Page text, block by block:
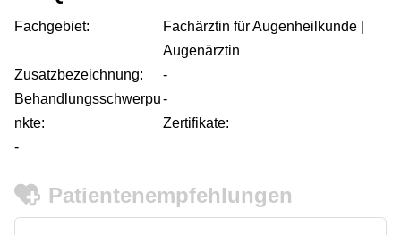
Fachgebiet:
Fachärztin für Augenheilkunde |
Augenärztin
Zusatzbezeichnung:
-
Behandlungsschwerpu
nkte:
-
Zertifikate:
-
Patientenempfehlungen